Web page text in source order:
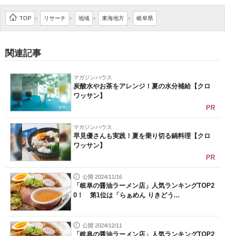
エネルギーの専門メディア
TOP > リサーチ > 地域 > 東海地方 > 岐阜県
関連記事
マガジンハウス
炭酸水やお茶をアレンジ！夏の水分補給【クロ
ワッサン】
PR
マガジンハウス
早見優さんも実践！夏を乗り切る鍋料理【クロ
ワッサン】
PR
公開 2024/11/16
「岐阜の醤油ラーメン店」人気ランキングTOP2
0！ 第1位は「らぁめん りきどう...
公開 2024/12/11
「岐阜の醤油ラーメン店」人気ランキングTOP2